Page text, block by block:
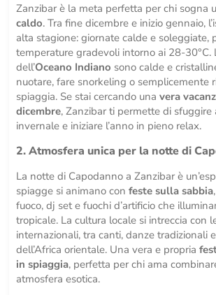
Zanzibar è la meta perfetta per chi sogna
caldo. Tra fine dicembre e inizio gennaio,
alta stagione: giornate calde e soleggiate,
temperature gradevoli intorno ai 28-30°C.
dell’Oceano Indiano sono calde e
nuotare, fare snorkeling o semplicemente
spiaggia. Se stai cercando unavera
dicembre, Zanzibar ti permette di sfuggire
invernale e iniziare l’anno in pieno relax.
2. Atmosfera unica per la notte di
La notte di Capodanno a Zanzibar è
spiagge si animano confeste sulla sabbia
fuoco, dj set e fuochi d’artificio che
tropicale. La cultura locale si intreccia con
internazionali, tra canti, danze tradizionali
dell’Africa orientale. Una vera e propria
in spiaggia, perfetta per chi ama
atmosfera esotica.